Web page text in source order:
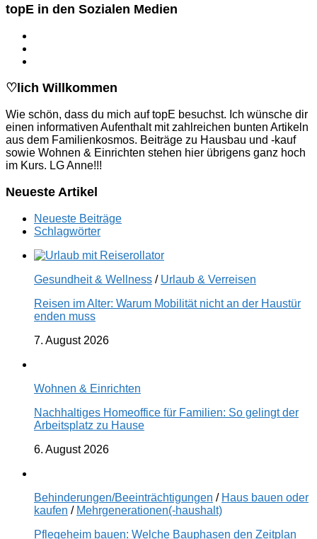
topE in den Sozialen Medien
♡lich Willkommen
Wie schön, dass du mich auf topE besuchst. Ich wünsche dir
einen informativen Aufenthalt mit zahlreichen bunten Artikeln
aus dem Familienkosmos. Beiträge zu Hausbau und -kauf
sowie Wohnen & Einrichten stehen hier übrigens ganz hoch
im Kurs. LG Anne!!!
Neueste Artikel
Neueste Beiträge
Schlagwörter
Gesundheit & Wellness / Urlaub & Verreisen
Reisen im Alter: Warum Mobilität nicht an der Haustür
enden muss
7. August 2026
Wohnen & Einrichten
Nachhaltiges Homeoffice für Familien: So gelingt der
Arbeitsplatz zu Hause
6. August 2026
Behinderungen/Beeinträchtigungen / Haus bauen oder
kaufen / Mehrgenerationen(-haushalt)
Pflegeheim bauen: Welche Bauphasen den Zeitplan